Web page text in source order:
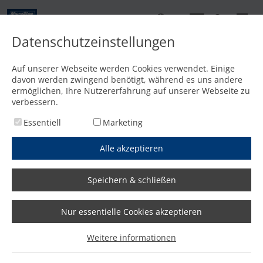
Startseite /Bearbeitungsoptionen/ 2D-Schneiden
2D-Schneiden
Hochwertiger 2D-Zuschnitt durch Plasma-,
Brenn-, Laser- oder Wasserstrahlschneiden –
Datenschutzeinstellungen
Auf unserer Webseite werden Cookies verwendet. Einige
davon werden zwingend benötigt, während es uns andere
ermöglichen, Ihre Nutzererfahrung auf unserer Webseite zu
verbessern.
Essentiell
Marketing
Alle akzeptieren
Speichern & schließen
Nur essentielle Cookies akzeptieren
Weitere informationen